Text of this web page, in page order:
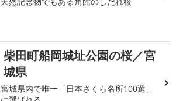
柴田町船岡城址公園の桜／宮
城県
宮城県内で唯一「日本さくら名所100選」